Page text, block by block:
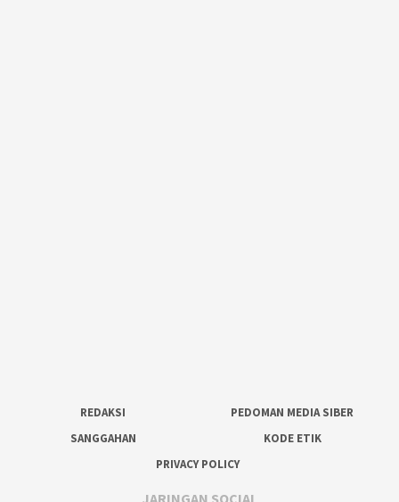
REDAKSI
PEDOMAN MEDIA SIBER
SANGGAHAN
KODE ETIK
PRIVACY POLICY